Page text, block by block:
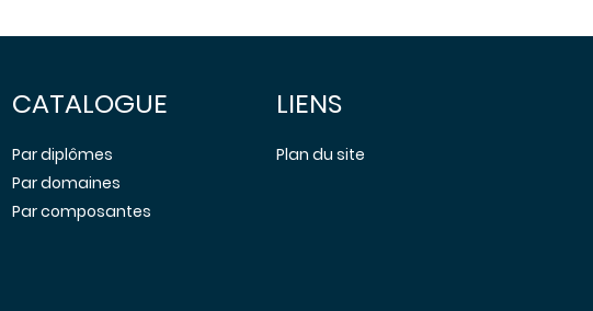
CATALOGUE
Par diplômes
Par domaines
Par composantes
LIENS
Plan du site